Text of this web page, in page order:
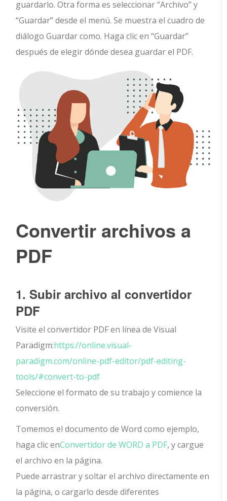
guardarlo. Otra forma es seleccionar “Archivo” y
“Guardar” desde el menú. Se muestra el cuadro de
diálogo Guardar como. Haga clic en “Guardar”
después de elegir dónde desea guardar el PDF.
Convertir archivos a
PDF
1. Subir archivo al convertidor
PDF
Visite el convertidor PDF en línea de Visual
Paradigm:https://online.visual-
paradigm.com/online-pdf-editor/pdf-editing-
tools/#convert-to-pdf
Seleccione el formato de su trabajo y comience la
conversión.
Tomemos el documento de Word como ejemplo,
haga clic enConvertidor de WORD a PDF, y cargue
el archivo en la página.
Puede arrastrar y soltar el archivo directamente en
la página, o cargarlo desde diferentes